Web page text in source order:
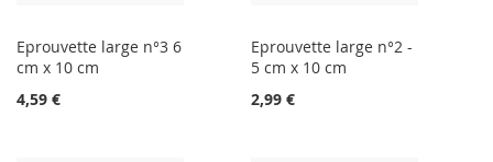
Eprouvette large n°3 6
cm x 10 cm
4,59 €
Eprouvette large n°2 -
5 cm x 10 cm
2,99 €